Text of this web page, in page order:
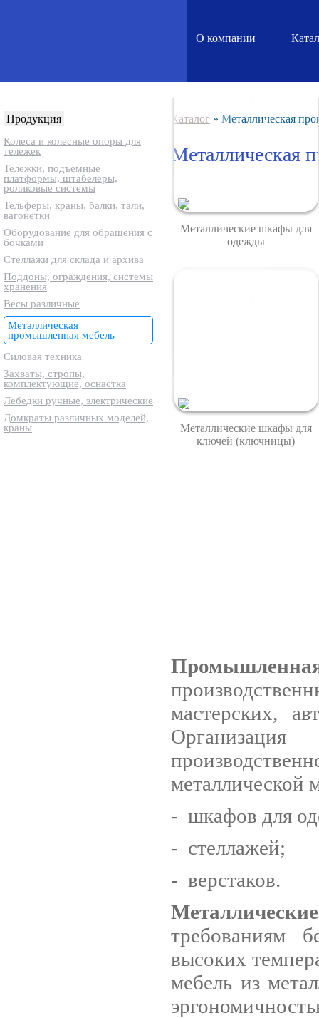
О компании
Продукция
Колеса и колесные опоры для
тележек
Тележки, подъемные
платформы, штабелеры,
роликовые системы
Тельферы, краны, балки, тали,
вагонетки
Оборудование для обращения с
бочками
Стеллажи для склада и архива
Поддоны, ограждения, системы
хранения
Весы различные
Металлическая
промышленная мебель
Силовая техника
Захваты, стропы,
комплектующие, оснастка
Лебедки ручные, электрические
Домкраты различных моделей,
краны
Каталог » Металлическая
Металлическая
Металлические шкафы для
одежды
Металлические шкафы для
ключей (ключницы)
мастерских,
металлической
- шкафов для
- стеллажей;
- верстаков.
требованиям
высоких
мебель из